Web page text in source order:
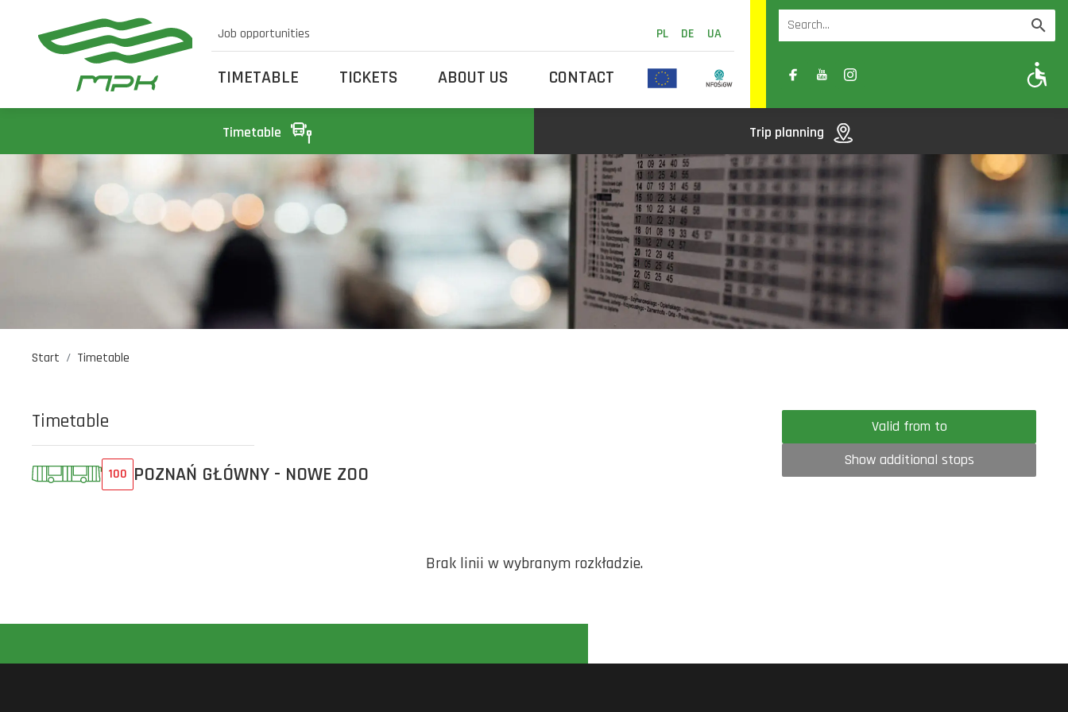
Job opportunities PL DE UA
TIMETABLE TICKETS ABOUT US CONTACT A- A A+
Timetable Trip planning
Start Timetable
Timetable
100 POZNAŃ GŁÓWNY - NOWE ZOO
Valid from to
Show additional stops
Brak linii w wybranym rozkładzie.